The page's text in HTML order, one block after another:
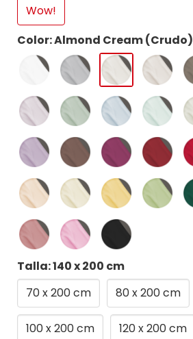
Wow!
Color: Almond Cream (Crudo)
Talla: 140 x 200 cm
70 x 200 cm
80 x 200 cm
100 x 200 cm 120 x 200 cm